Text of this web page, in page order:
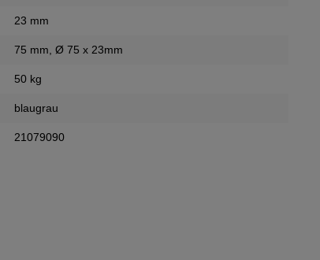
23 mm
75 mm , Ø 75 x 23mm
50 kg
blaugrau
21079090